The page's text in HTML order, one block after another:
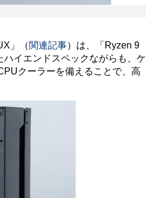
」（関連記事）は、「Ryzen 9
イエンドスペックながらも、ケ
クーラーを備えることで、高